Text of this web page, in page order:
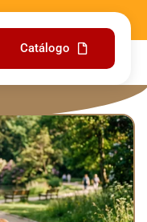
Catálogo